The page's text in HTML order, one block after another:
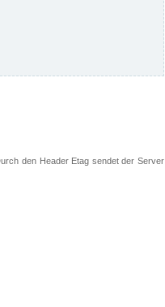
den Header Etag sendet der Server